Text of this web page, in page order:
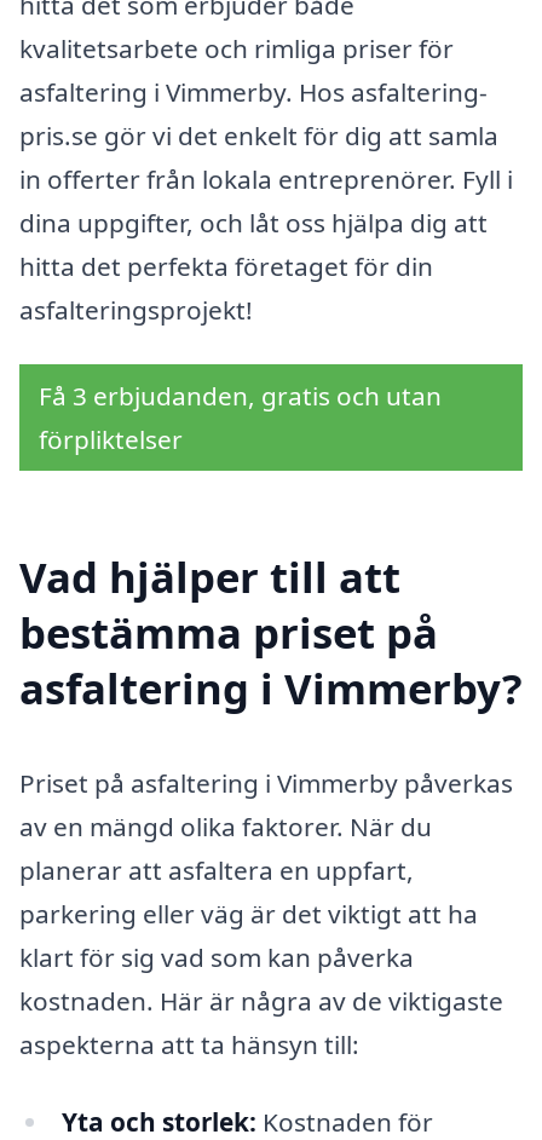
kvalitetsarbete och rimliga priser för
asfaltering i Vimmerby. Hos asfaltering-
pris.se gör vi det enkelt för dig att samla
in offerter från lokala entreprenörer. Fyll i
dina uppgifter, och låt oss hjälpa dig att
hitta det perfekta företaget för din
asfalteringsprojekt!
Få 3 erbjudanden, gratis och utan
förpliktelser
Vad hjälper till att
bestämma priset på
asfaltering i Vimmerby?
Priset på asfaltering i Vimmerby påverkas
av en mängd olika faktorer. När du
planerar att asfaltera en uppfart,
parkering eller väg är det viktigt att ha
klart för sig vad som kan påverka
kostnaden. Här är några av de viktigaste
aspekterna att ta hänsyn till:
Yta och storlek: Kostnaden för